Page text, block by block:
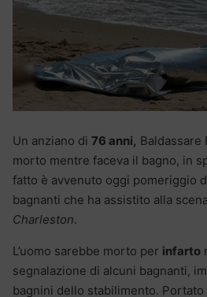
Un anziano di 76 anni, Baldassare
morto mentre faceva il bagno, in
fatto è avvenuto oggi pomeriggio
bagnanti che ha assistito alla
Charleston.
L’uomo sarebbe morto per infarto
segnalazione di alcuni bagnanti,
bagnini dello stabilimento. Portato